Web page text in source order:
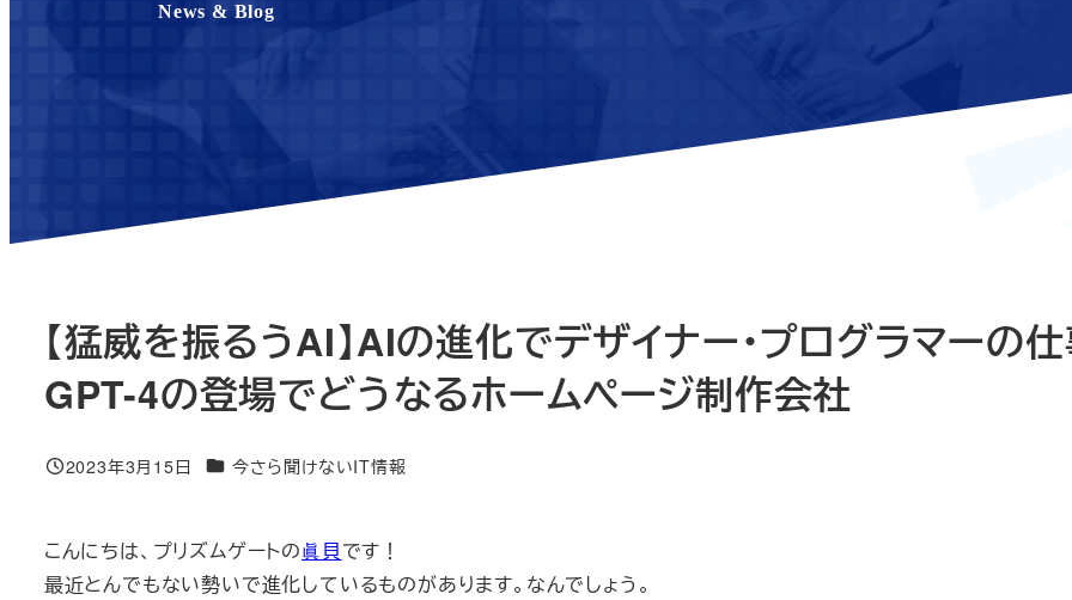
News & Blog
【猛威を振るうAI】AIの進化でデザイナー・プログラマーの
GPT-4の登場でどうなるホームページ制作会社
投稿日
2023年3月15日 ニュース＆ブログカテゴリー
今さら聞けないIT情報
こんにちは、プリズムゲートの眞貝です！
最近とんでもない勢いで進化しているものがあります。なんでしょう。